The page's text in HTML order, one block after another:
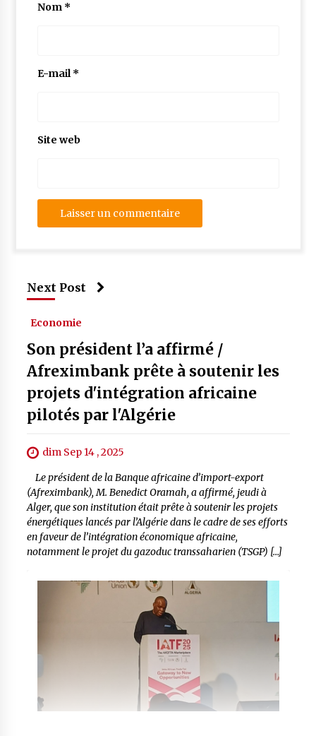
Nom *
E-mail*
Site web
Next Post
Economie
Son président l’a affirmé /
Afreximbank prête à soutenir les
projets d'intégration africaine
pilotés par l'Algérie
dim Sep 14 , 2025
Le président de la Banque africaine d’import-export
(Afreximbank), M. Benedict Oramah, a affirmé, jeudi à
Alger, que son institution était prête à soutenir les projets
énergétiques lancés par l’Algérie dans le cadre de ses efforts
en faveur de l’intégration économique africaine,
notamment le projet du gazoduc transsaharien (TSGP) […]